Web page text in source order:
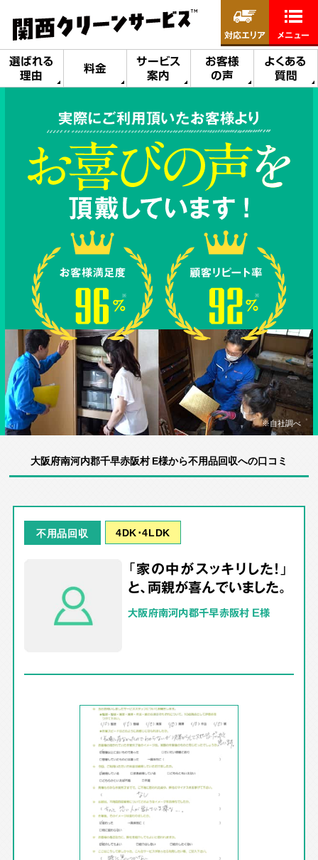
選ばれる
理由
料金
サービス
案内
お客様
の声
よくある
質問
対応エリア メニュー
実際にご利用頂いたお客様より
※自社調べ
大阪府南河内郡千早赤阪村 E様から不用品回収への口コミ
不用品回収 4DK･4LDK
「家の中がスッキリした！」
と、両親が喜んでいました。
大阪府南河内郡千早赤阪村 E様